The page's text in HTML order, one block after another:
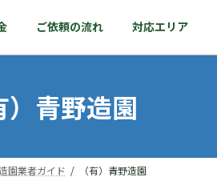
ご依頼の流れ 対応エリア
）青野造園
園業者ガイド （有）青野造園